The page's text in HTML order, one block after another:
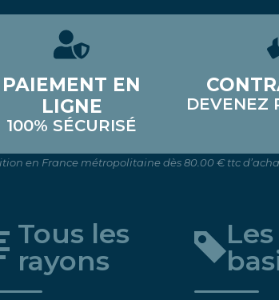
PAIEMENT EN
LIGNE
100% SÉCURISÉ
DEVENEZ
en France métropolitaine dès 80.00 € ttc
Tous les
rayons
Les